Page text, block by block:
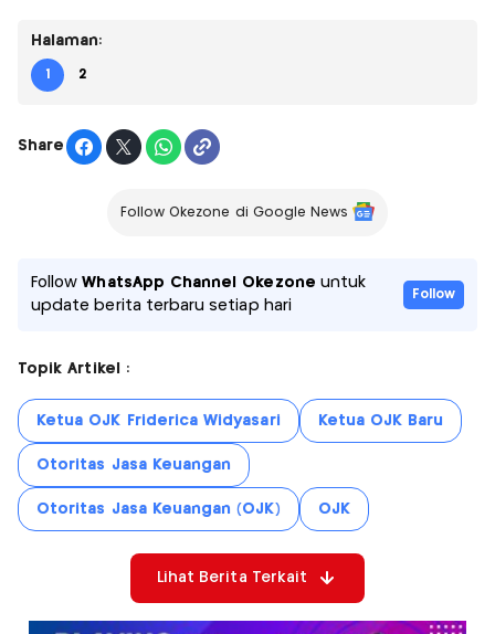
Halaman:
1 2
Share
Follow Okezone di Google News
FollowWhatsApp Channel Okezone untuk
update berita terbaru setiap hari
Follow
Topik Artikel :
Ketua OJK Friderica Widyasari Ketua OJK Baru
Otoritas Jasa Keuangan
Otoritas Jasa Keuangan (OJK) OJK
Lihat Berita Terkait